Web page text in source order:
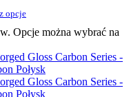
opcje
Opcje można wybrać na